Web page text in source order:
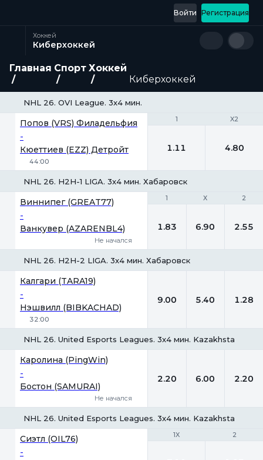
Регистрация
Войти
Хоккей
Киберхоккей
Главная Спорт Хоккей
Киберхоккей
NHL 26. OVI League. 3x4 мин.
1 X2
Попов (VRS) Филадельфия
-
Кюеттиев (EZZ) Детройт
44:00
1 X2
1.11 4.80
NHL 26. H2H-1 LIGA. 3x4 мин. Хабаровск
1 Х 2
Виннипег (GREAT77)
-
Ванкувер (AZARENBL4)
Не начался
1 Х 2
1.83 6.90 2.55
NHL 26. H2H-2 LIGA. 3x4 мин. Хабаровск
Калгари (TARA19)
-
Нэшвилл (BIBKACHAD)
32:00
9.00 5.40 1.28
NHL 26. United Esports Leagues. 3x4 мин. Kazakhstan
Каролина (PingWin)
-
Бостон (SAMURAI)
Не начался
2.20 6.00 2.20
NHL 26. United Esports Leagues. 3x4 мин. Kazakhstan-2
1X 2
Сиэтл (OIL76)
-
1X 2